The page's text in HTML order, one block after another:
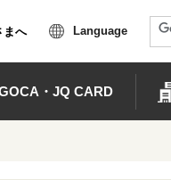
まへ Language
・JQ CARD